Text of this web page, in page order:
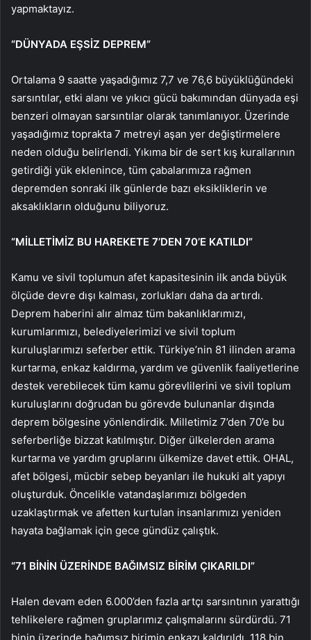
yapmaktayız.
“DÜNYADA EŞSİZ DEPREM”
Ortalama 9 saatte yaşadığımız 7,7 ve 76,6 büyüklüğündeki
sarsıntılar, etki alanı ve yıkıcı gücü bakımından dünyada eşi
benzeri olmayan sarsıntılar olarak tanımlanıyor. Üzerinde
yaşadığımız toprakta 7 metreyi aşan yer değiştirmelere
neden olduğu belirlendi. Yıkıma bir de sert kış kurallarının
getirdiği yük eklenince, tüm çabalarımıza rağmen
depremden sonraki ilk günlerde bazı eksikliklerin ve
aksaklıkların olduğunu biliyoruz.
“MİLLETİMİZ BU HAREKETE 7’DEN 70’E KATILDI”
Kamu ve sivil toplumun afet kapasitesinin ilk anda büyük
ölçüde devre dışı kalması, zorlukları daha da artırdı.
Deprem haberini alır almaz tüm bakanlıklarımızı,
kurumlarımızı, belediyelerimizi ve sivil toplum
kuruluşlarımızı seferber ettik. Türkiye’nin 81 ilinden arama
kurtarma, enkaz kaldırma, yardım ve güvenlik faaliyetlerine
destek verebilecek tüm kamu görevlilerini ve sivil toplum
kuruluşlarını doğrudan bu görevde bulunanlar dışında
deprem bölgesine yönlendirdik. Milletimiz 7’den 70’e bu
seferberliğe bizzat katılmıştır. Diğer ülkelerden arama
kurtarma ve yardım gruplarını ülkemize davet ettik. OHAL,
afet bölgesi, mücbir sebep beyanları ile hukuki alt yapıyı
oluşturduk. Öncelikle vatandaşlarımızı bölgeden
uzaklaştırmak ve afetten kurtulan insanlarımızı yeniden
hayata bağlamak için gece gündüz çalıştık.
“71 BİNİN ÜZERİNDE BAĞIMSIZ BİRİM ÇIKARILDI”
Halen devam eden 6.000’den fazla artçı sarsıntının yarattığı
tehlikelere rağmen gruplarımız çalışmalarını sürdürdü. 71
binin üzerinde bağımsız birimin enkazı kaldırıldı. 118 bin